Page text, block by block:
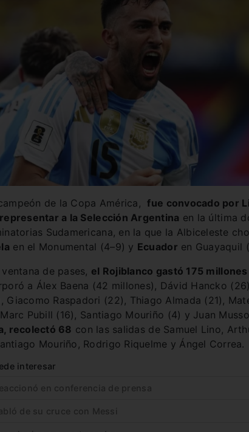
de la Copa América,fue convocado por
a la Selección Argentina en la última
Sudamericana, en la que la Albiceleste
en el Monumental (4–9) y Ecuador en Guayaquil
de pases, el Rojiblanco gastó 175 millones
a Álex Baena (42 millones), Dávid Hancko
Giacomo Raspadori (22), Thiago Almada (21),
Pubill (16), Santiago Mouriño (4) y Juan
recolectó 68 con las salidas de Samuel Lino,
Mouriño, Rodrigo Riquelme y Ángel Correa.
interesar
en conferencia de prensa
de su cruce con Messi